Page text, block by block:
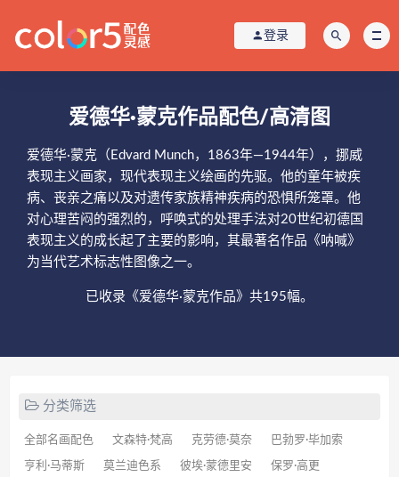
登录
爱德华·蒙克作品配色/高清图
爱德华·蒙克（Edvard Munch，1863年—1944年），挪威
表现主义画家，现代表现主义绘画的先驱。他的童年被疾
病、丧亲之痛以及对遗传家族精神疾病的恐惧所笼罩。他
对心理苦闷的强烈的，呼唤式的处理手法对20世纪初德国
表现主义的成长起了主要的影响，其最著名作品《呐喊》
为当代艺术标志性图像之一。
已收录《爱德华·蒙克作品》共195幅。
分类筛选
全部名画配色 文森特·梵高 克劳德·莫奈 巴勃罗·毕加索
亨利·马蒂斯 莫兰迪色系 彼埃·蒙德里安 保罗·高更